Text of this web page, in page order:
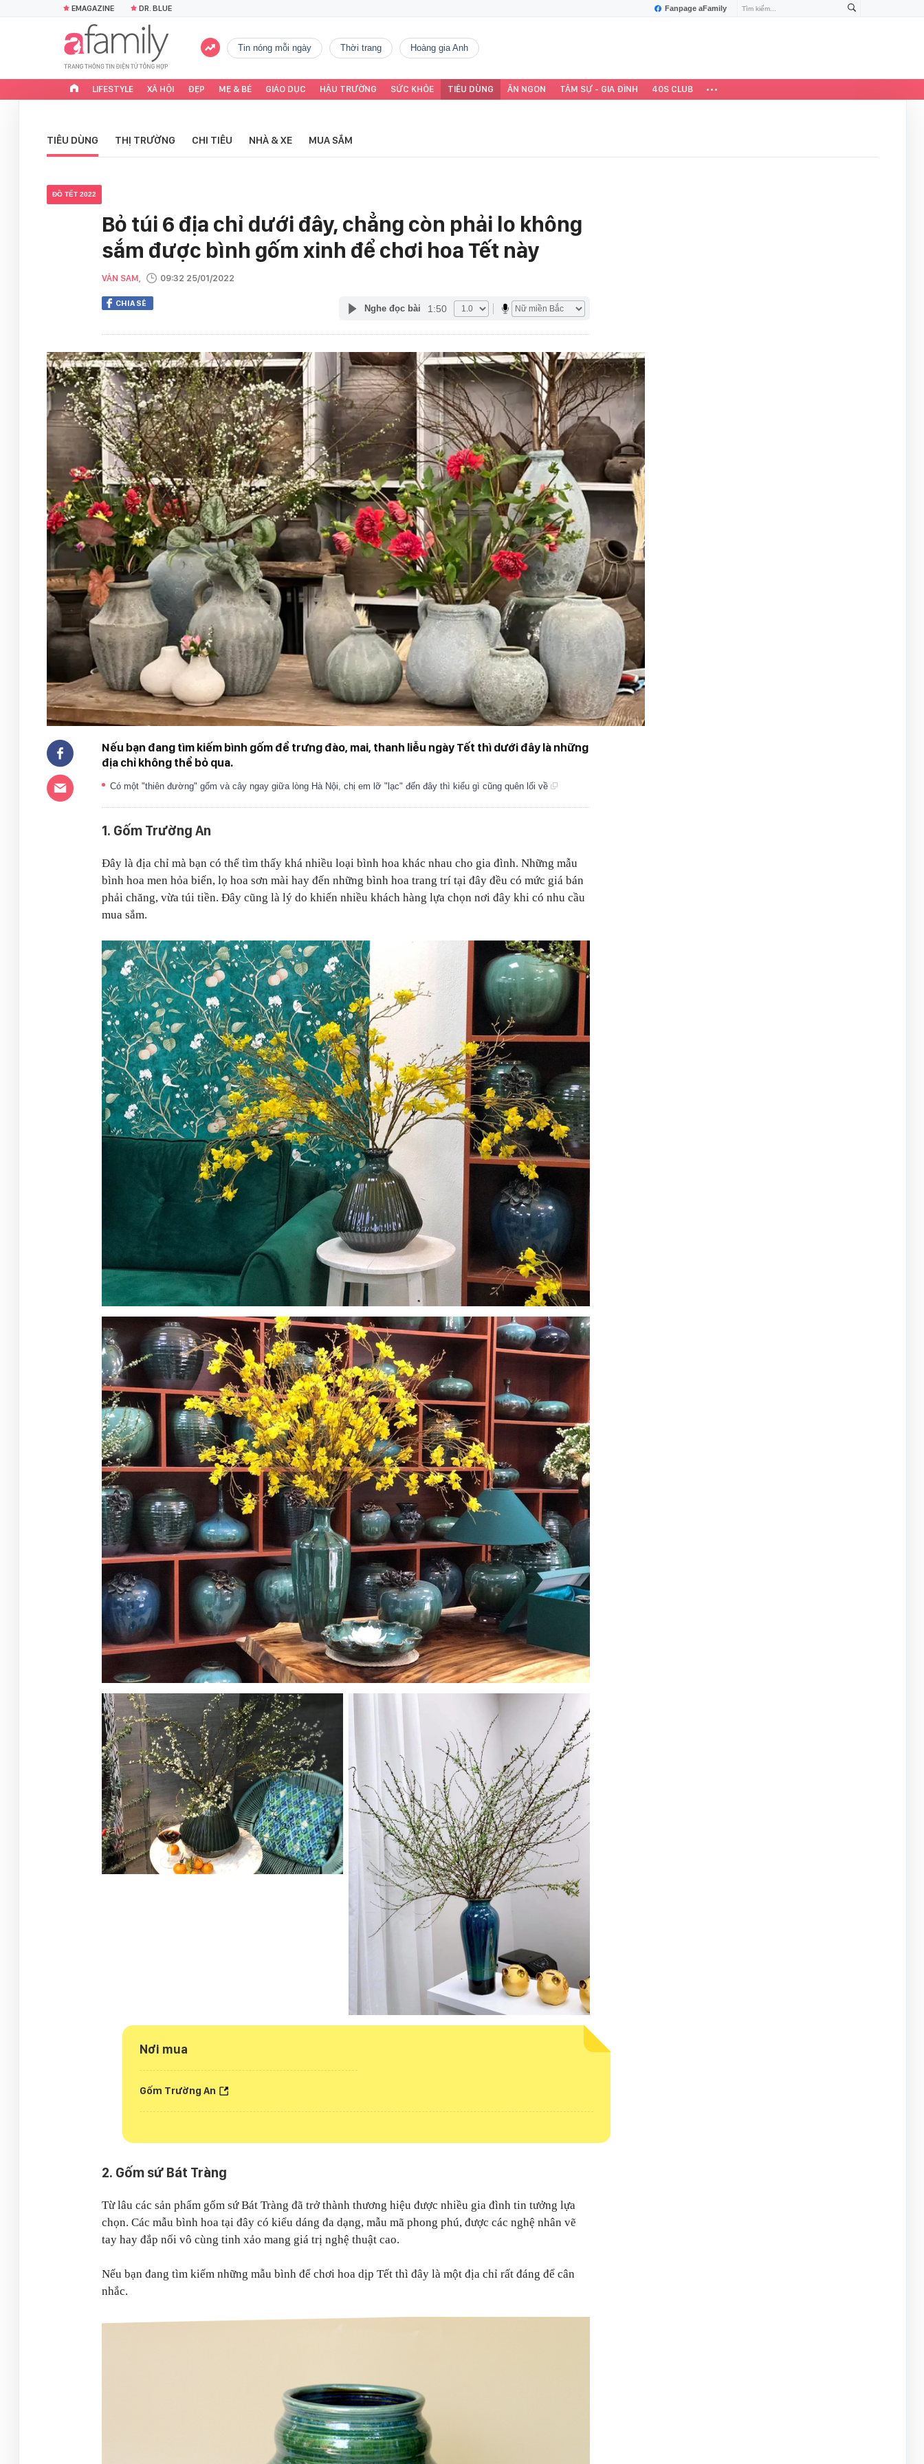
Fanpage aFamily
EMAGAZINE DR. BLUE
tin nóng mỗi ngày thời trang Hoàng gia Anh
LIFESTYLE XÃ HỘI ĐẸP MẸ & BÉ GIÁO DỤC HẬU TRƯỜNG SỨC KHỎE TIÊU DÙNG ĂN NGON TÂM SỰ - GIA ĐÌNH 40S CLUB
TIÊU DÙNG THỊ TRƯỜNG CHI TIÊU NHÀ & XE MUA SẮM
ĐỒ TẾT 2022
Bỏ túi 6 địa chỉ dưới đây, chẳng còn phải lo không
sắm được bình gốm xinh để chơi hoa Tết này
VÂN SAM, 09:32 25/01/2022
CHIA SẺ Nghe đọc bài 1:50
Nếu bạn đang tìm kiếm bình gốm để trưng đào, mai, thanh liễu ngày Tết thì dưới đây là những
địa chỉ không thể bỏ qua.
Có một "thiên đường" gốm và cây ngay giữa lòng Hà Nội, chị em lỡ "lạc" đến đây thì kiểu gì cũng quên lối về
1. Gốm Trường An
Đây là địa chỉ mà bạn có thể tìm thấy khá nhiều loại bình hoa khác nhau cho gia đình. Những mẫu
bình hoa men hỏa biến, lọ hoa sơn mài hay đến những bình hoa trang trí tại đây đều có mức giá bán
phải chăng, vừa túi tiền. Đây cũng là lý do khiến nhiều khách hàng lựa chọn nơi đây khi có nhu cầu
mua sắm.
Nơi mua
Gốm Trường An
2. Gốm sứ Bát Tràng
Từ lâu các sản phẩm gốm sứ Bát Tràng đã trở thành thương hiệu được nhiều gia đình tin tưởng lựa
chọn. Các mẫu bình hoa tại đây có kiểu dáng đa dạng, mẫu mã phong phú, được các nghệ nhân vẽ
tay hay đắp nổi vô cùng tinh xảo mang giá trị nghệ thuật cao.
Nếu bạn đang tìm kiếm những mẫu bình để chơi hoa dịp Tết thì đây là một địa chỉ rất đáng để cân
nhắc.